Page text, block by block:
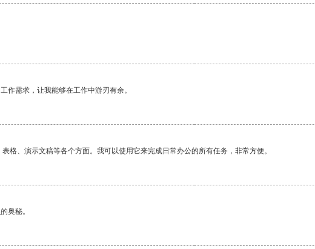
作需求，让我能够在工作中游刃有余。
格、演示文稿等各个方面。我可以使用它来完成日常办公的所有任务，非常方便。
奥秘。